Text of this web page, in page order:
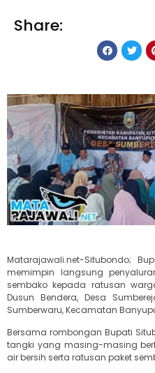
Share:
Matarajawali.net-Situbondo;
memimpin langsung
sembako kepada ratusan
Dusun Bendera, Desa
Sumberwaru, Kecamatan
Bersama rombongan Bupati
tangki yang masing-masing
air bersih serta ratusan paket